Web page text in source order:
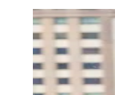
CentroJardim Girassol
NamoradosJardim São
ZanagaMathiensen
Paulistano
Quilombo
Para Sua Empresa
Anuncie no Portal